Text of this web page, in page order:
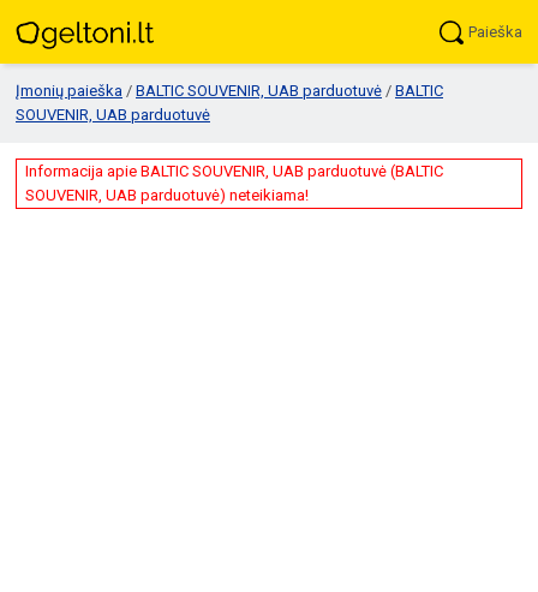
Paieška
Įmonių paieška / BALTIC SOUVENIR, UAB parduotuvė / BALTIC
SOUVENIR, UAB parduotuvė
Informacija apie BALTIC SOUVENIR, UAB parduotuvė (BALTIC
SOUVENIR, UAB parduotuvė) neteikiama!